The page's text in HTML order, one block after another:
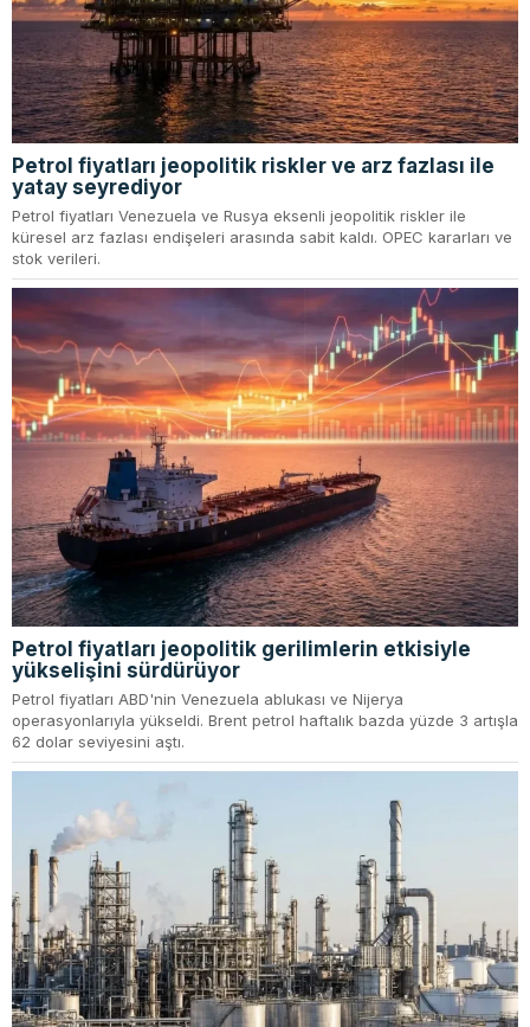
Petrol fiyatları jeopolitik riskler ve arz fazlası ile
yatay seyrediyor
Petrol fiyatları Venezuela ve Rusya eksenli jeopolitik riskler ile
küresel arz fazlası endişeleri arasında sabit kaldı. OPEC kararları ve
stok verileri.
Petrol fiyatları jeopolitik gerilimlerin etkisiyle
yükselişini sürdürüyor
Petrol fiyatları ABD'nin Venezuela ablukası ve Nijerya
operasyonlarıyla yükseldi. Brent petrol haftalık bazda yüzde 3 artışla
62 dolar seviyesini aştı.